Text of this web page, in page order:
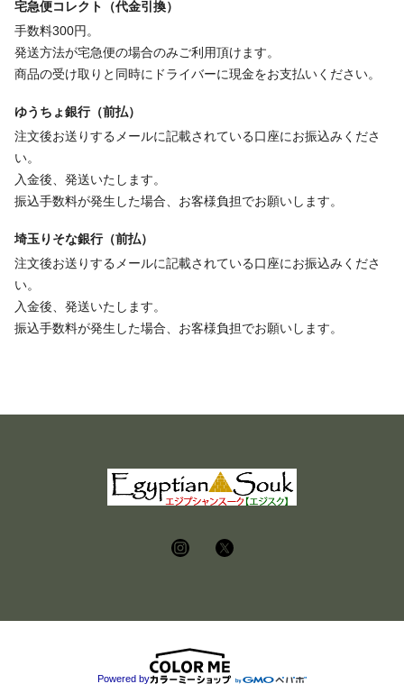
宅急便コレクト（代金引換）
手数料300円。
発送方法が宅急便の場合のみご利用頂けます。
商品の受け取りと同時にドライバーに現金をお支払いください。
ゆうちょ銀行（前払）
注文後お送りするメールに記載されている口座にお振込みくださ
い。
入金後、発送いたします。
振込手数料が発生した場合、お客様負担でお願いします。
埼玉りそな銀行（前払）
注文後お送りするメールに記載されている口座にお振込みくださ
い。
入金後、発送いたします。
振込手数料が発生した場合、お客様負担でお願いします。
Powered by